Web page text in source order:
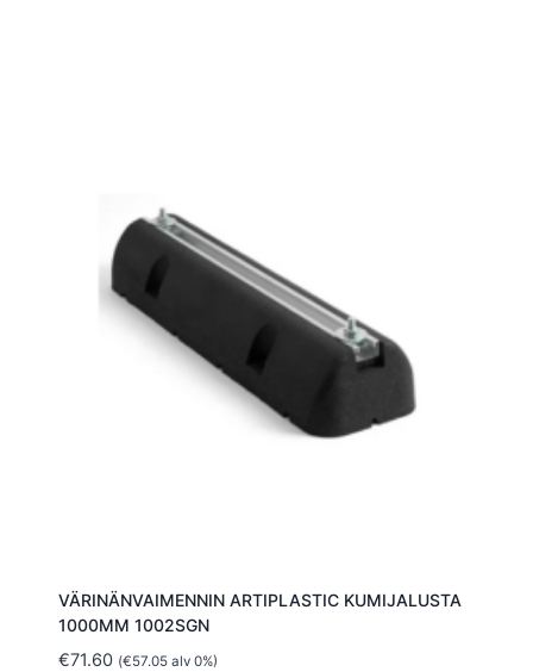
VÄRINÄNVAIMENNIN ARTIPLASTIC KUMIJALUSTA
1000MM 1002SGN
€71.60 (€57.05alv 0%)